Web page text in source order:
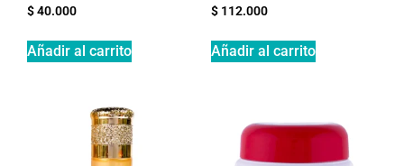
$40.000
Añadir al carrito
$ 112.000
Añadir al carrito